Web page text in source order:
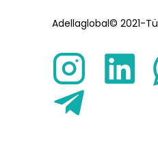
Adellaglobal© 2021-